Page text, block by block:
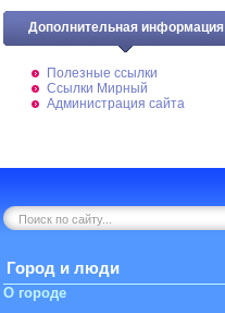
Дополнительная информация
Полезные ссылки
Ссылки Мирный
Администрация сайта
Город и люди
О городе